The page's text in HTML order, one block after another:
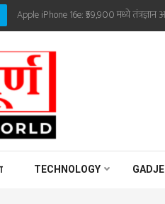
Apple iPhone 16e: ₹59,900 मध्ये तंत्रज्ञान
TECHNOLOGY